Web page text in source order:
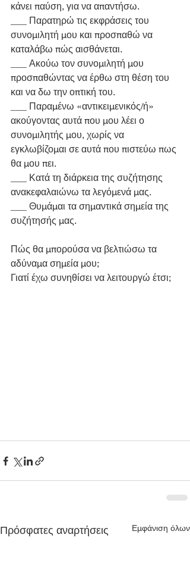
κάνει παύση, για να απαντήσω.
___ Παρατηρώ τις εκφράσεις του
συνομιλητή μου και προσπαθώ να
καταλάβω πώς αισθάνεται.
___ Ακούω τον συνομιλητή μου
προσπαθώντας να έρθω στη θέση του
και να δω την οπτική του.
___ Παραμένω «αντικειμενικός/ή»
ακούγοντας αυτά που μου λέει ο
συνομιλητής μου, χωρίς να
εγκλωβίζομαι σε αυτά που πιστεύω πως
θα μου πει.
___ Κατά τη διάρκεια της συζήτησης
ανακεφαλαιώνω τα λεγόμενά μας.
___ Θυμάμαι τα σημαντικά σημεία της
συζήτησής μας.
Πώς θα μπορούσα να βελτιώσω τα
αδύναμα σημεία μου;
Γιατί έχω συνηθίσει να λειτουργώ έτσι;
Πρόσφατες αναρτήσεις Εμφάνιση όλων